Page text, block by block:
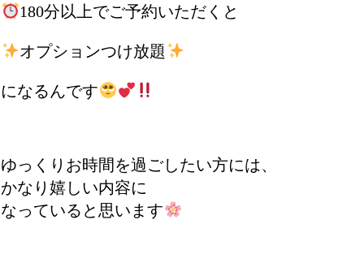
180分以上でご予約いただくと
オプションつけ放題
になるんです
ゆっくりお時間を過ごしたい方には、
かなり嬉しい内容に
なっていると思います